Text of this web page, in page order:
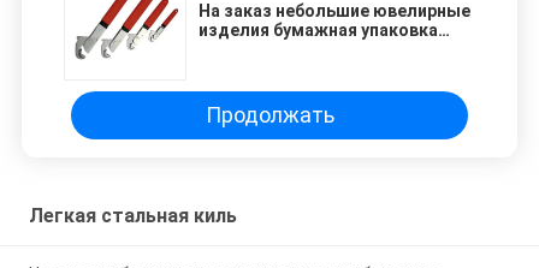
На заказ небольшие ювелирные
изделия бумажная упаковка
Продолжать
Легкая стальная киль